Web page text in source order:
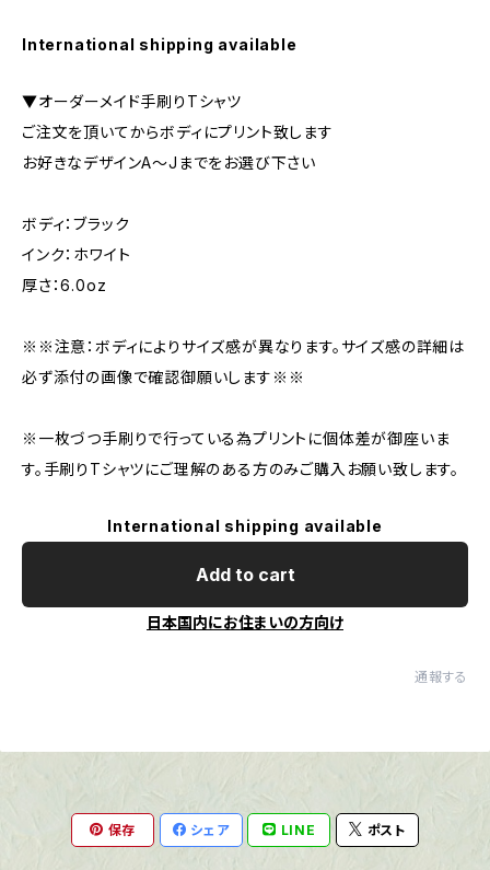
International shipping available
▼オーダーメイド手刷りTシャツ
ご注文を頂いてからボディにプリント致します
お好きなデザインA〜Jまでをお選び下さい
ボディ：ブラック
インク：ホワイト
厚さ：6.0oz
※※注意：ボディによりサイズ感が異なります。サイズ感の詳細は
必ず添付の画像で確認御願いします※※
※一枚づつ手刷りで行っている為プリントに個体差が御座いま
す。手刷りTシャツにご理解のある方のみご購入お願い致します。
International shipping available
Add to cart
日本国内にお住まいの方向け
通報する
保存 シェア LINE ポスト